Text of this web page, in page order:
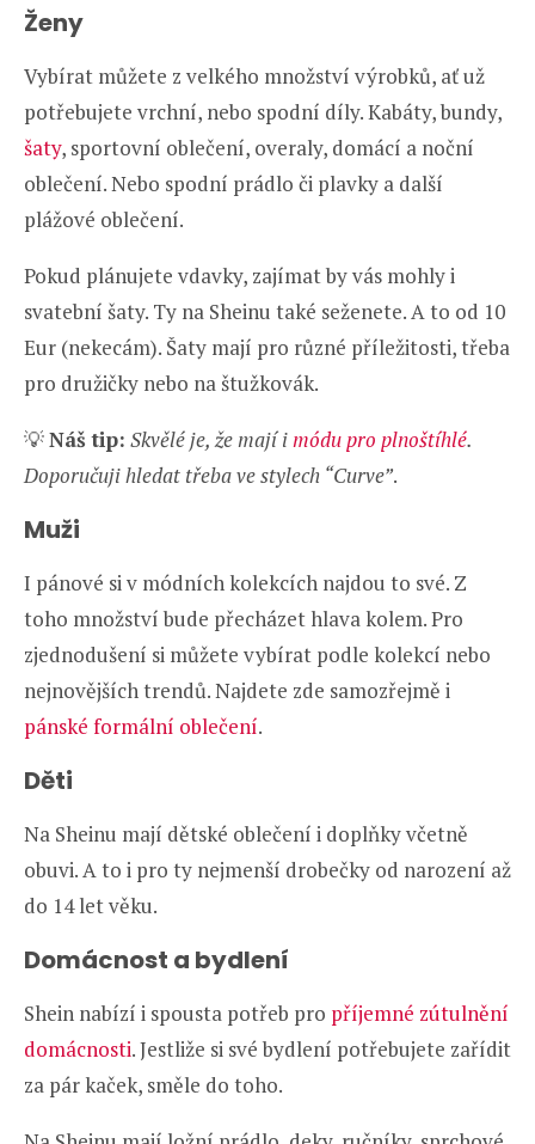
Ženy
Vybírat můžete z velkého množství výrobků, ať už
potřebujete vrchní, nebo spodní díly. Kabáty, bundy,
šaty, sportovní oblečení, overaly, domácí a noční
oblečení. Nebo spodní prádlo či plavky a další
plážové oblečení.
Pokud plánujete vdavky, zajímat by vás mohly i
svatební šaty. Ty na Sheinu také seženete. A to od 10
Eur (nekecám). Šaty mají pro různé příležitosti, třeba
pro družičky nebo na štužkovák.
💡Náš tip: Skvělé je, že mají imódu pro plnoštíhlé.
Doporučuji hledat třeba ve stylech “Curve”.
Muži
I pánové si v módních kolekcích najdou to své. Z
toho množství bude přecházet hlava kolem. Pro
zjednodušení si můžete vybírat podle kolekcí nebo
nejnovějších trendů. Najdete zde samozřejmě i
pánské formální oblečení.
Děti
Na Sheinu mají dětské oblečení i doplňky včetně
obuvi. A to i pro ty nejmenší drobečky od narození až
do 14 let věku.
Domácnost a bydlení
Shein nabízí i spousta potřeb pro příjemné zútulnění
domácnosti. Jestliže si své bydlení potřebujete zařídit
za pár kaček, směle do toho.